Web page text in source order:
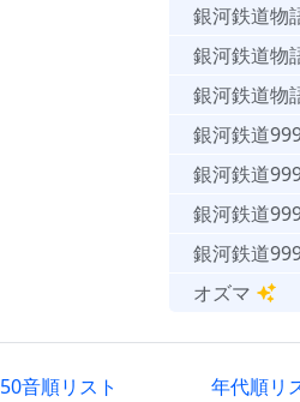
銀河鉄道物
銀河鉄道物
銀河鉄道物
銀河鉄道
銀河鉄道
銀河鉄道
銀河鉄道
オズマ
50音順リスト 年代順リ